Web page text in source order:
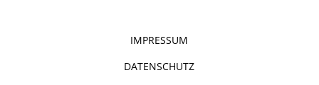
IMPRESSUM
DATENSCHUTZ